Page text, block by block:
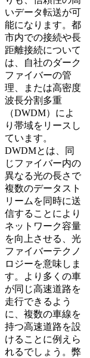
いデータ転送が可
能になります。都
市内での接続や長
距離接続について
は、自社のダーク
ファイバーの管
理、または高密度
波長分割多重
（DWDM）によ
り帯域をリースし
ています。
DWDMとは、同
じファイバー内の
異なる光の長さで
複数のデータスト
リームを同時に送
信することにより
ネットワーク容量
を向上させる、光
ファイバーテクノ
ロジーを意味しま
す。より多くの車
が同じ高速道路を
走行できるよう
に、複数の車線を
持つ高速道路を設
けることに例えら
れるでしょう。弊